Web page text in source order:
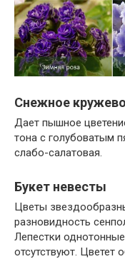
Снежное кружево
Дает пышное
тона с голубоватым
слабо-салатовая.
Букет невесты
Цветы
разновидность
Лепестки
отсутствуют. Цветет